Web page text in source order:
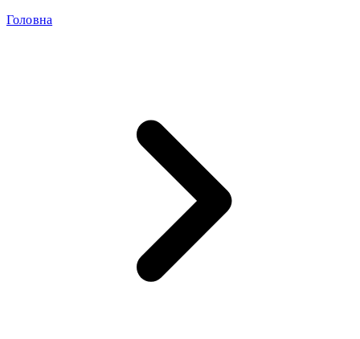
Головна